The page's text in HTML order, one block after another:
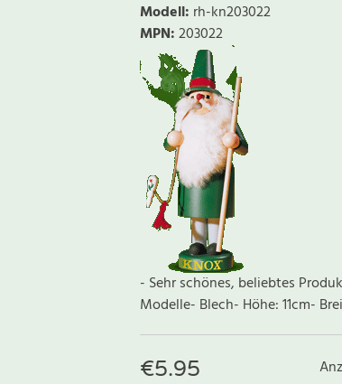
Modell: rh-kn203022
MPN:203022
- Sehr schönes, beliebtes
Modelle- Blech- Höhe: 11cm-
€5.95